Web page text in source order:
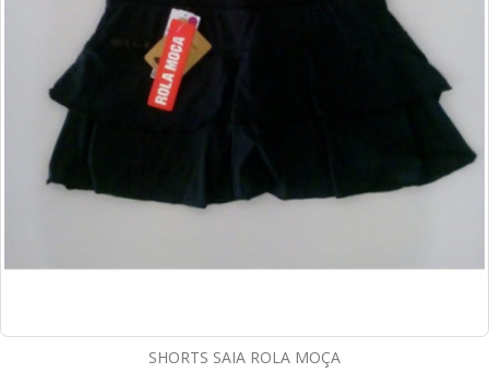
SHORTS SAIA ROLA MOÇA